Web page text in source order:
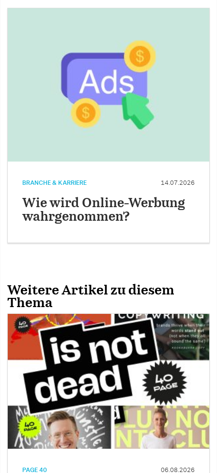
BRANCHE & KARRIERE 14.07.2026
Wie wird Online-Werbung
wahrgenommen?
Weitere Artikel zu diesem
Thema
PAGE 40 06.08.2026